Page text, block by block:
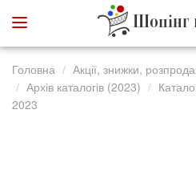
Шопінг
Головна
Акції, знижки,
Архів каталогів (2023)
2023